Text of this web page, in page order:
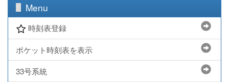
Menu
時刻表登録
ポケット時刻表を表示
33号系統